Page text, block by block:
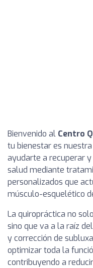
Bienvenido al Centro
tu bienestar es
ayudarte a recuperar
salud mediante
personalizados que
músculo-esquelético
La quiropráctica no
sino que va a la raíz
y corrección de
optimizar toda la
contribuyendo a